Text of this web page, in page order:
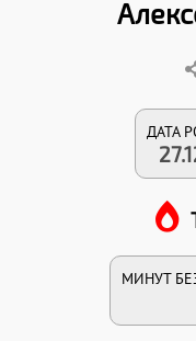
ДАТА
МИНУТ